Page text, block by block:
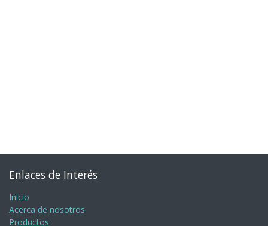
Enlaces de Interés
Inicio
Acerca de nosotros
Productos